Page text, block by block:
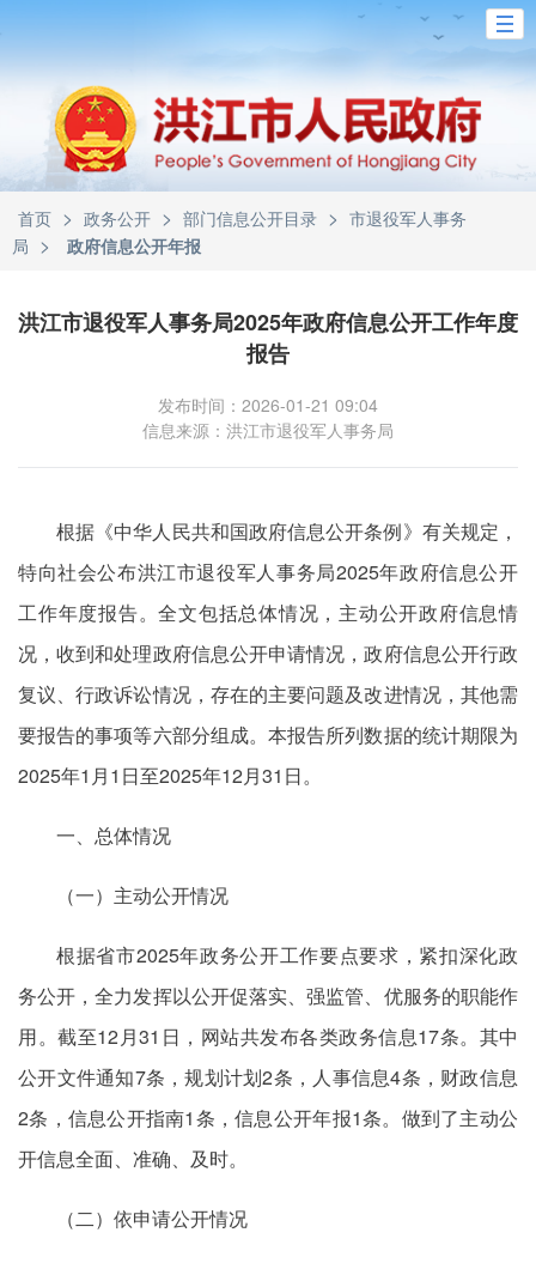
首页 > 政务公开 > 部门信息公开目录 > 市退役军人事务
局 > 政府信息公开年报
洪江市退役军人事务局2025年政府信息公开工作年度
报告
发布时间：2026-01-21 09:04
信息来源：洪江市退役军人事务局
根据《中华人民共和国政府信息公开条例》有关规定，
特向社会公布洪江市退役军人事务局2025年政府信息公开
工作年度报告。全文包括总体情况，主动公开政府信息情
况，收到和处理政府信息公开申请情况，政府信息公开行政
复议、行政诉讼情况，存在的主要问题及改进情况，其他需
要报告的事项等六部分组成。本报告所列数据的统计期限为
2025年1月1日至2025年12月31日。
一、总体情况
（一）主动公开情况
根据省市2025年政务公开工作要点要求，紧扣深化政
务公开，全力发挥以公开促落实、强监管、优服务的职能作
用。截至12月31日，网站共发布各类政务信息17条。其中
公开文件通知7条，规划计划2条，人事信息4条，财政信息
2条，信息公开指南1条，信息公开年报1条。做到了主动公
开信息全面、准确、及时。
（二）依申请公开情况